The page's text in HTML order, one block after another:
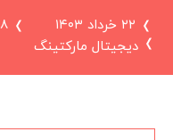
۲۲ خرداد ۱۴۰۳ 8 دقیقه زمان مطالعه
دیجیتال مارکتینگ